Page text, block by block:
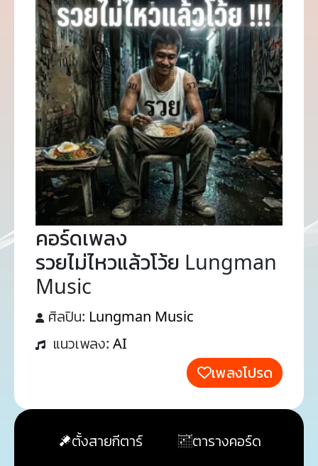
คอร์ดเพลง
รวยไม่ไหวแล้วโว้ย Lungman
Music
ศิลปิน: Lungman Music
แนวเพลง: AI
เพลงโปรด
ตั้งสายกีตาร์
ตารางคอร์ด